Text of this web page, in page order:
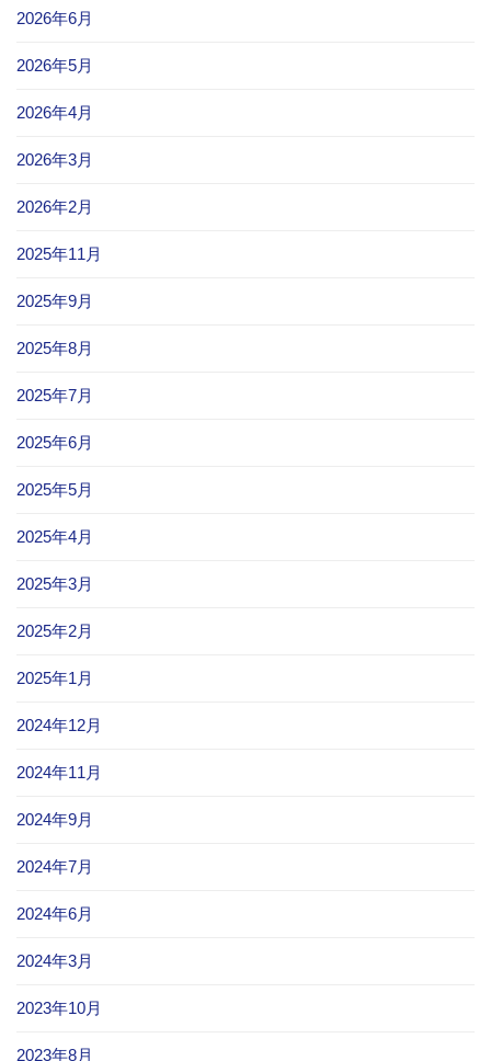
2026年6月
2026年5月
2026年4月
2026年3月
2026年2月
2025年11月
2025年9月
2025年8月
2025年7月
2025年6月
2025年5月
2025年4月
2025年3月
2025年2月
2025年1月
2024年12月
2024年11月
2024年9月
2024年7月
2024年6月
2024年3月
2023年10月
2023年8月